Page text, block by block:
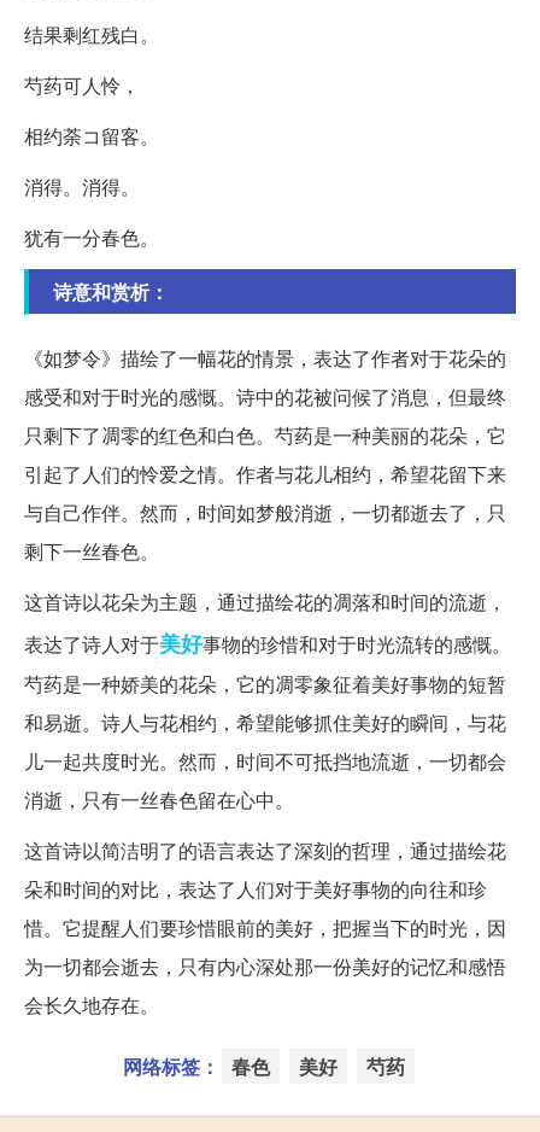
结果剩红残白。
芍药可人怜，
相约荼コ留客。
消得。消得。
犹有一分春色。
诗意和赏析：
《如梦令》描绘了一幅花的情景，表达了作者对于花朵的
感受和对于时光的感慨。诗中的花被问候了消息，但最终
只剩下了凋零的红色和白色。芍药是一种美丽的花朵，它
引起了人们的怜爱之情。作者与花儿相约，希望花留下来
与自己作伴。然而，时间如梦般消逝，一切都逝去了，只
剩下一丝春色。
这首诗以花朵为主题，通过描绘花的凋落和时间的流逝，
表达了诗人对于美好事物的珍惜和对于时光流转的感慨。
芍药是一种娇美的花朵，它的凋零象征着美好事物的短暂
和易逝。诗人与花相约，希望能够抓住美好的瞬间，与花
儿一起共度时光。然而，时间不可抵挡地流逝，一切都会
消逝，只有一丝春色留在心中。
这首诗以简洁明了的语言表达了深刻的哲理，通过描绘花
朵和时间的对比，表达了人们对于美好事物的向往和珍
惜。它提醒人们要珍惜眼前的美好，把握当下的时光，因
为一切都会逝去，只有内心深处那一份美好的记忆和感悟
会长久地存在。
网络标签： 春色 美好 芍药